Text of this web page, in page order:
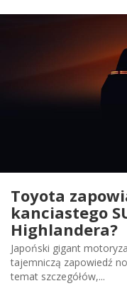
Toyota
kanciastego
Highlandera?
Japoński gigant
tajemniczą zapowiedź
temat szczegółów,...